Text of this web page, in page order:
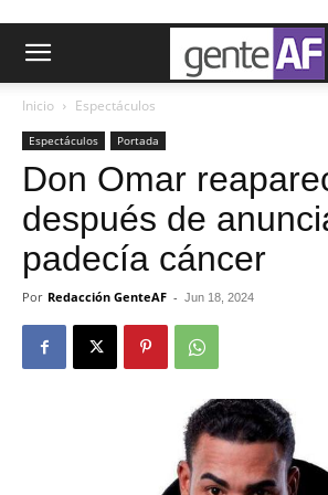
Inicio Espectáculos
Espectáculos Portada
Don Omar
después de
padecía cáncer
Por Redacción GenteAF - Jun 18, 2024